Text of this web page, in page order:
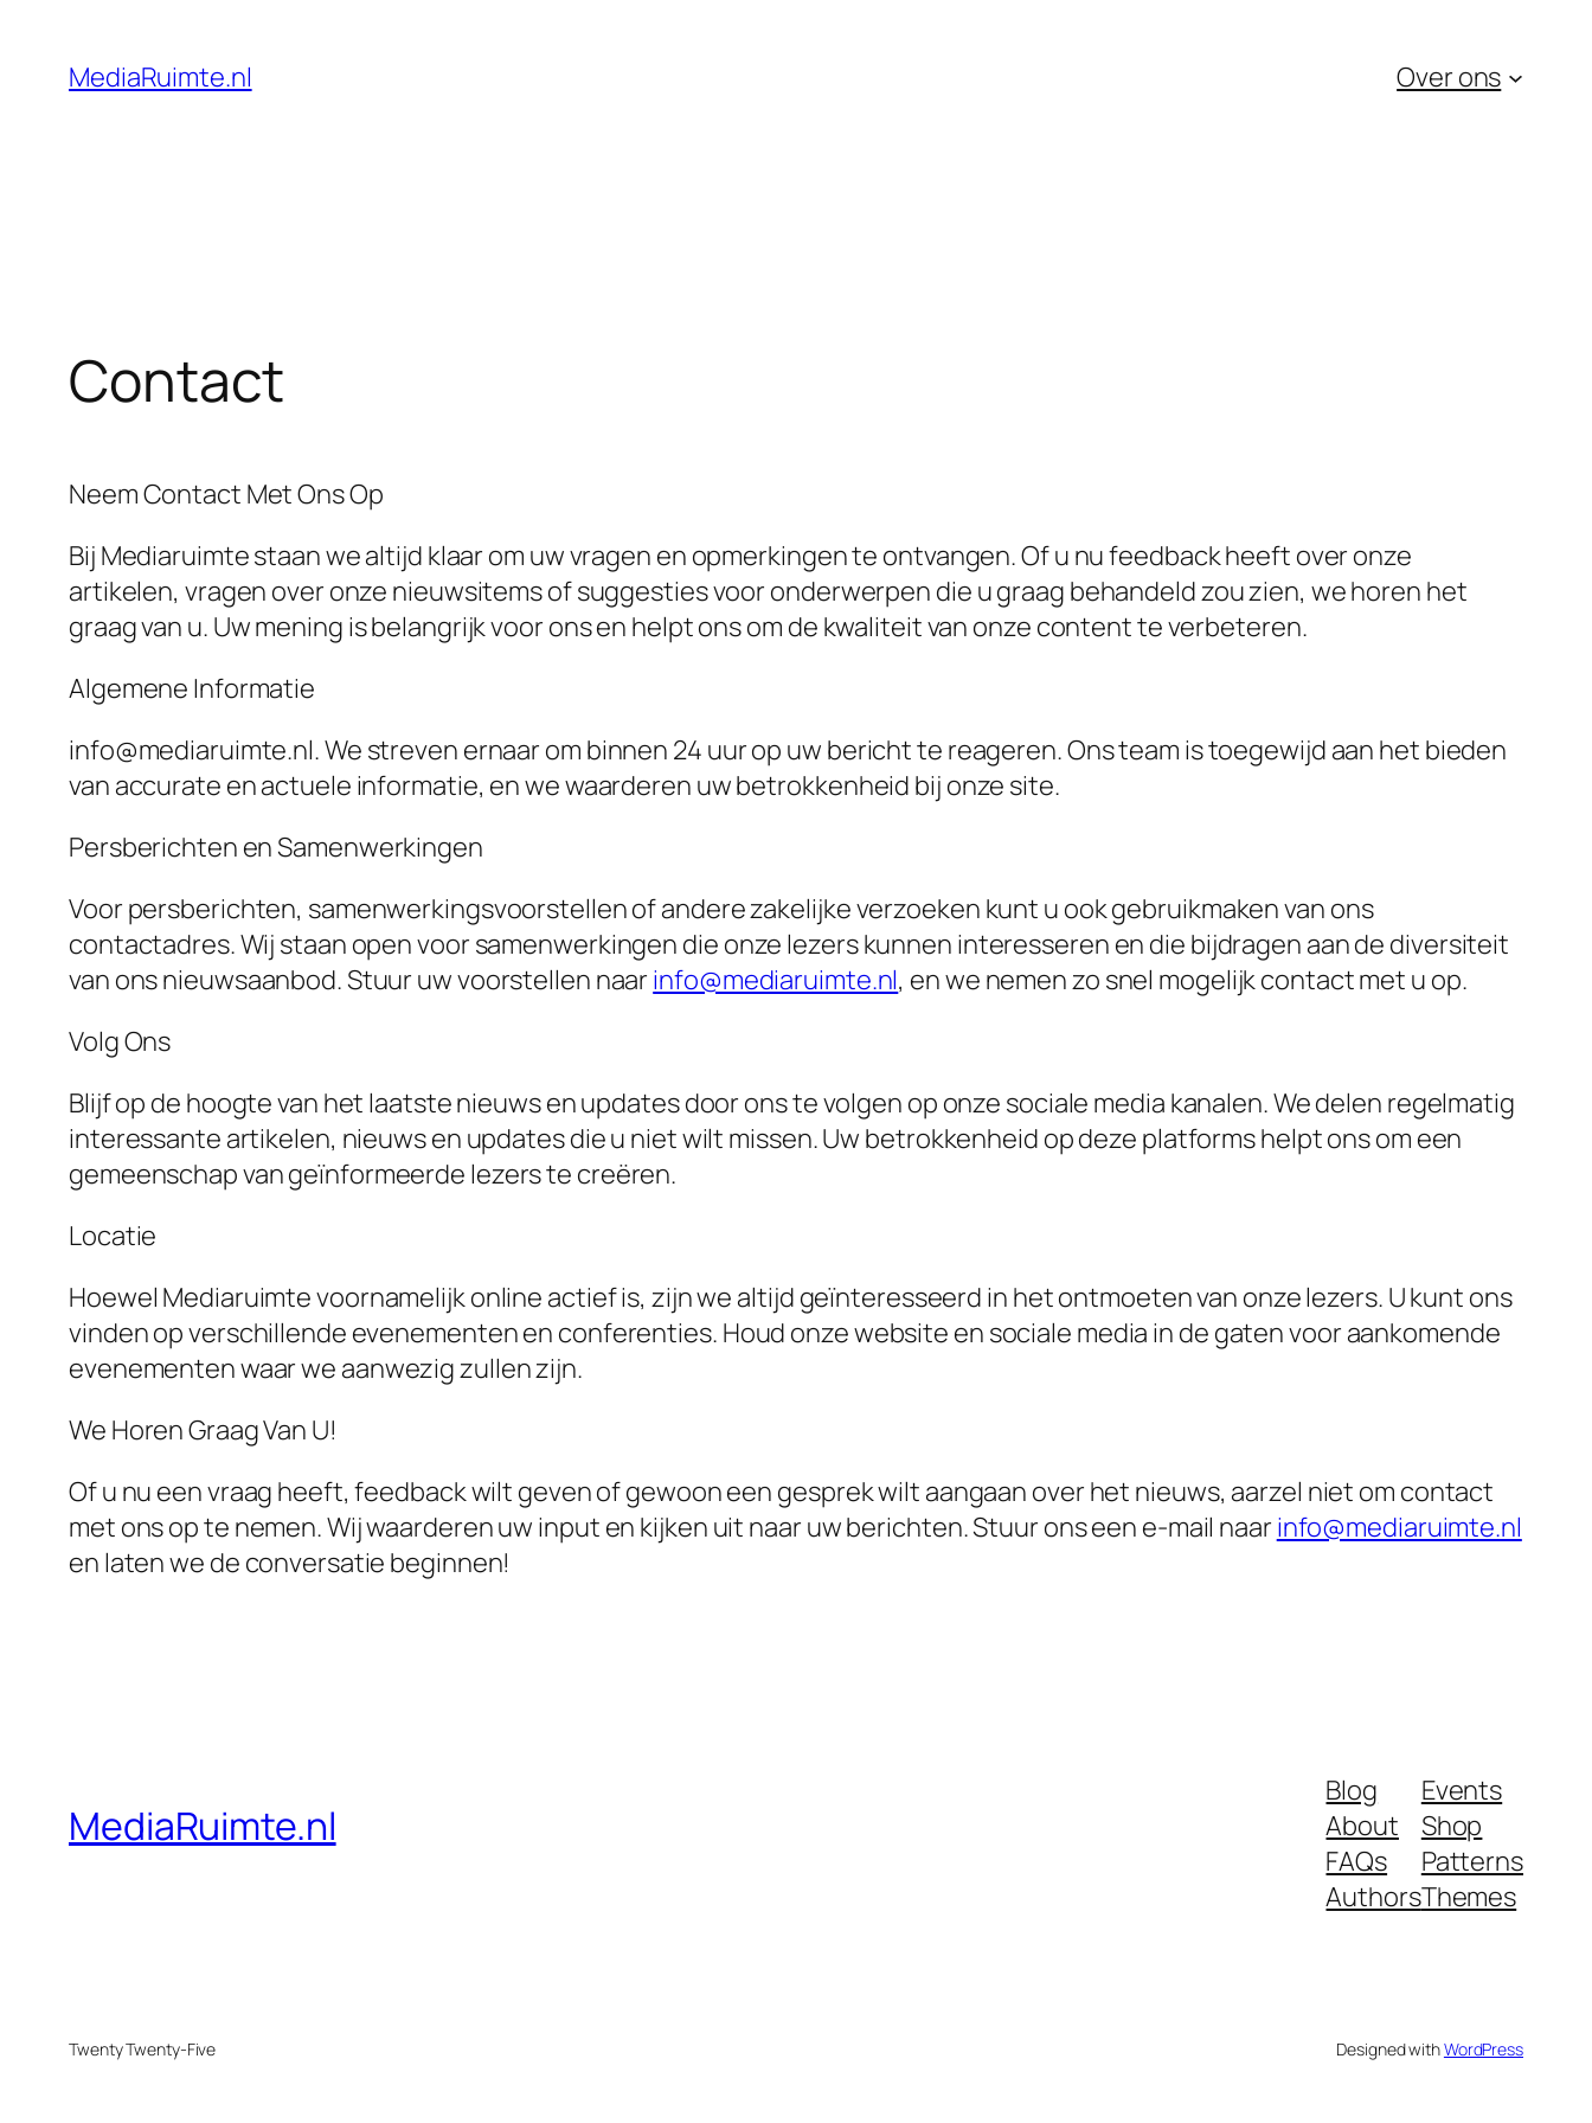
content
MediaRuimte.nl Over ons
Contact
Neem Contact Met Ons Op
Bij Mediaruimte staan we altijd klaar om uw vragen en opmerkingen te ontvangen. Of u nu feedback heeft over onze
artikelen, vragen over onze nieuwsitems of suggesties voor onderwerpen die u graag behandeld zou zien, we horen het
graag van u. Uw mening is belangrijk voor ons en helpt ons om de kwaliteit van onze content te verbeteren.
Algemene Informatie
info@mediaruimte.nl. We streven ernaar om binnen 24 uur op uw bericht te reageren. Ons team is toegewijd aan het bieden
van accurate en actuele informatie, en we waarderen uw betrokkenheid bij onze site.
Persberichten en Samenwerkingen
Voor persberichten, samenwerkingsvoorstellen of andere zakelijke verzoeken kunt u ook gebruikmaken van ons
contactadres. Wij staan open voor samenwerkingen die onze lezers kunnen interesseren en die bijdragen aan de diversiteit
van ons nieuwsaanbod. Stuur uw voorstellen naar info@mediaruimte.nl, en we nemen zo snel mogelijk contact met u op.
Volg Ons
Blijf op de hoogte van het laatste nieuws en updates door ons te volgen op onze sociale media kanalen. We delen regelmatig
interessante artikelen, nieuws en updates die u niet wilt missen. Uw betrokkenheid op deze platforms helpt ons om een
gemeenschap van geïnformeerde lezers te creëren.
Locatie
Hoewel Mediaruimte voornamelijk online actief is, zijn we altijd geïnteresseerd in het ontmoeten van onze lezers. U kunt ons
vinden op verschillende evenementen en conferenties. Houd onze website en sociale media in de gaten voor aankomende
evenementen waar we aanwezig zullen zijn.
We Horen Graag Van U!
Of u nu een vraag heeft, feedback wilt geven of gewoon een gesprek wilt aangaan over het nieuws, aarzel niet om contact
met ons op te nemen. Wij waarderen uw input en kijken uit naar uw berichten. Stuur ons een e-mail naar info@mediaruimte.nl
en laten we de conversatie beginnen!
MediaRuimte.nl
Blog
About
FAQs
Authors
Events
Shop
Patterns
Themes
Twenty Twenty-Five Designed withWordPress